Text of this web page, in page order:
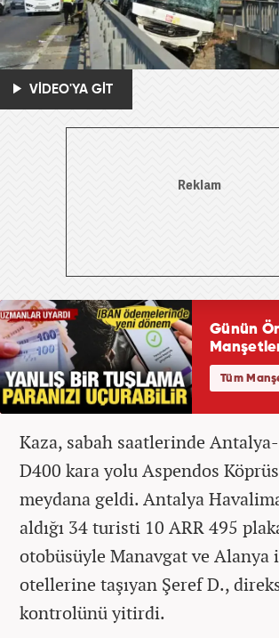
VİDEO'YA GİT
Kaza, sabah saatlerinde
D400 kara yolu Aspendos
meydana geldi. Antalya
aldığı 34 turisti 10 ARR 495
otobüsüyle Manavgat ve
otellerine taşıyan Şeref D.,
kontrolünü yitirdi.